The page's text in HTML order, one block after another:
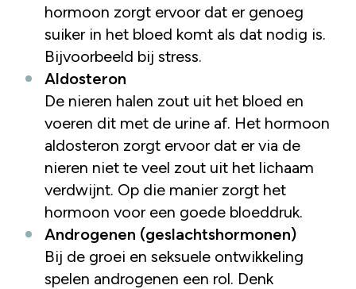
hormoon zorgt ervoor dat er genoeg
suiker in het bloed komt als dat nodig is.
Bijvoorbeeld bij stress.
Aldosteron
De nieren halen zout uit het bloed en
voeren dit met de urine af. Het hormoon
aldosteron zorgt ervoor dat er via de
nieren niet te veel zout uit het lichaam
verdwijnt. Op die manier zorgt het
hormoon voor een goede bloeddruk.
Androgenen (geslachtshormonen)
Bij de groei en seksuele ontwikkeling
spelen androgenen een rol. Denk